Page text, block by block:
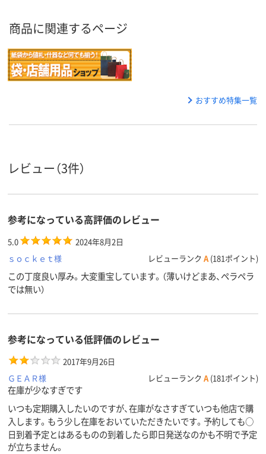
商品に関連するページ
おすすめ特集一覧
レビュー（3件）
参考になっている高評価のレビュー
5.0
2024年8月2日
ｓｏｃｋｅｔ様
レビューランク A (181ポイント)
この丁度良い厚み。大変重宝しています。（薄いけどまあ、ペラペラ
では無い）
参考になっている低評価のレビュー
2017年9月26日
ＧＥＡＲ様
レビューランク A (181ポイント)
在庫が少なすぎです
いつも定期購入したいのですが、在庫がなさすぎていつも他店で購
入します。もう少し在庫をおいていただきたいです。予約しても○
日到着予定とはあるものの到着したら即日発送なのかも不明で予定
が立ちません。